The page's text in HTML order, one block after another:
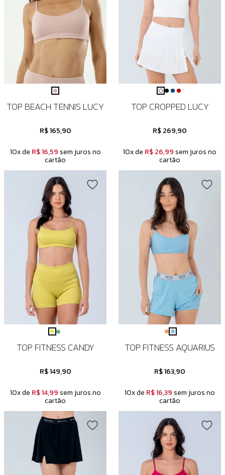
TOP BEACH TENNIS LUCY
R$ 165,90
10x de R$ 16,59 sem juros no
cartão
TOP CROPPED LUCY
R$ 269,90
10x de R$ 26,99 sem juros no
cartão
TOP FITNESS CANDY
R$ 149,90
10x de R$ 14,99 sem juros no
cartão
TOP FITNESS AQUARIUS
R$ 163,90
10x de R$ 16,39 sem juros no
cartão